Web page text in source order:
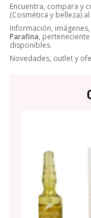
Encuentra, compara y
(Cosmética y belleza)
Información,
Parafina,
disponibles.
Novedades, outlet y